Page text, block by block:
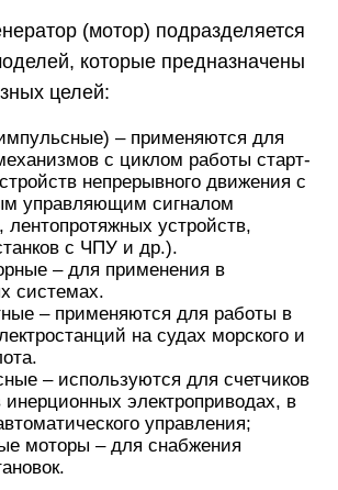
(мотор) подразделяется
которые предназначены
целей:
– применяются для
с циклом работы старт-
непрерывного движения с
управляющим сигналом
лентопротяжных устройств,
с ЧПУ и др.).
– для применения в
системах.
– применяются для работы в
на судах морского и
– используются для счетчиков
электроприводах, в
управления;
моторы – для снабжения